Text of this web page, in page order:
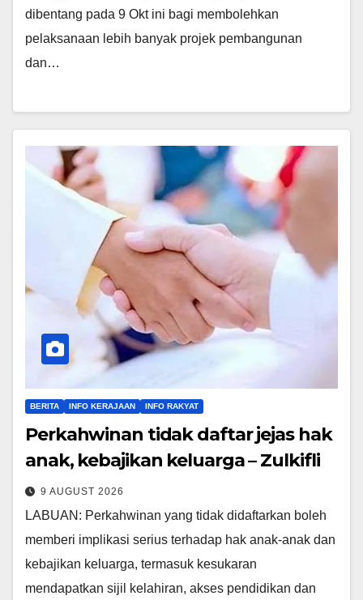
dibentang pada 9 Okt ini bagi membolehkan
pelaksanaan lebih banyak projek pembangunan
dan…
BERITA INFO KERAJAAN INFO RAKYAT
Perkahwinan tidak daftar jejas hak
anak, kebajikan keluarga – Zulkifli
9 AUGUST 2026
LABUAN: Perkahwinan yang tidak didaftarkan boleh
memberi implikasi serius terhadap hak anak-anak dan
kebajikan keluarga, termasuk kesukaran
mendapatkan sijil kelahiran, akses pendidikan dan